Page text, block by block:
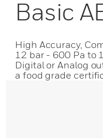
Basic
High Accuracy,
12 bar - 600 Pa to
Digital or Analog
a food grade